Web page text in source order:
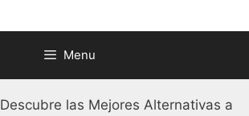
Menu
Descubre las Mejores Alternativas a